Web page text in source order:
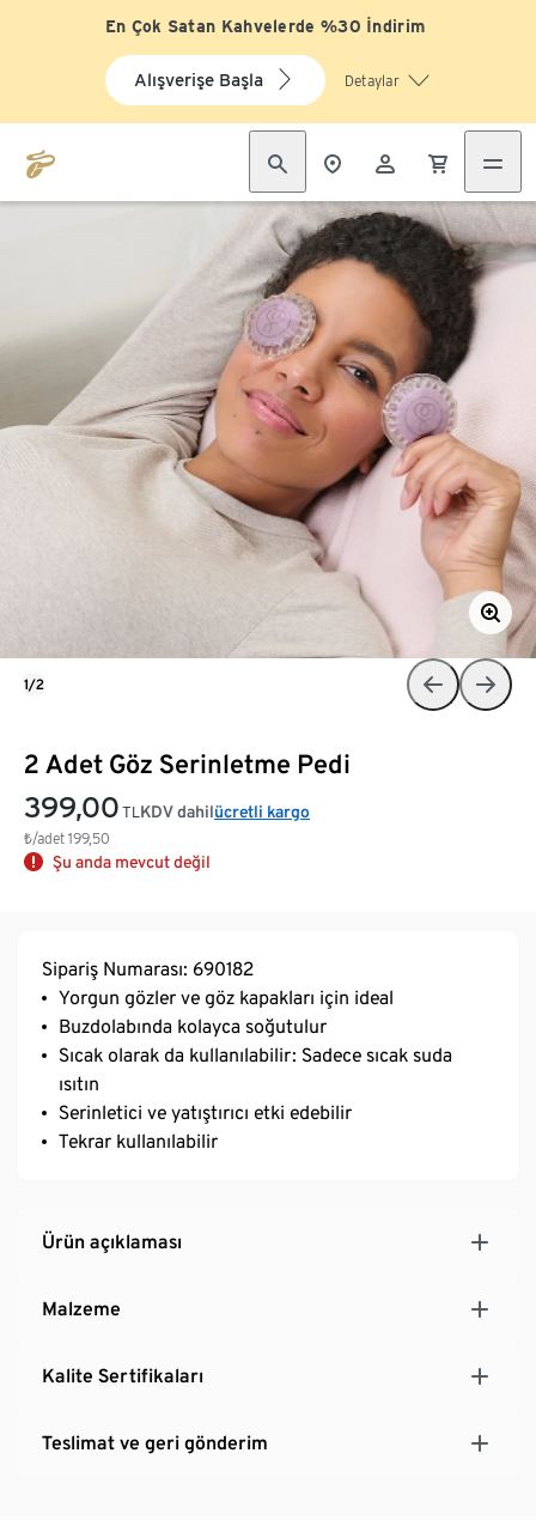
En Çok Satan Kahvelerde %30 İndirim
Alışverişe Başla Detaylar
2 Adet Göz Serinletme Pedi
399,00 TL
₺/adet 199,50
KDV dahilücretli kargo
Şu anda mevcut değil
1/2
Sipariş Numarası: 690182
Yorgun gözler ve göz kapakları için ideal
Buzdolabında kolayca soğutulur
Sıcak olarak da kullanılabilir: Sadece sıcak suda
ısıtın
Serinletici ve yatıştırıcı etki edebilir
Tekrar kullanılabilir
Ürün açıklaması
Malzeme
Kalite Sertifikaları
Teslimat ve geri gönderim